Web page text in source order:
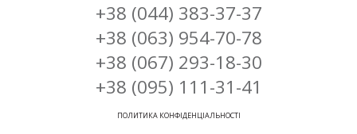
+38 (044) 383-37-37
+38 (063) 954-70-78
+38 (067) 293-18-30
+38 (095) 111-31-41
ПОЛИТИКА КОНФІДЕНЦІАЛЬНОСТІ